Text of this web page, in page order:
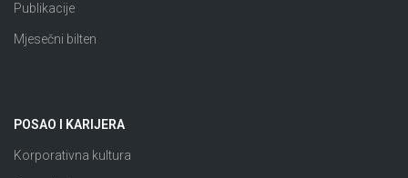
Publikacije
Mjesečni bilten
POSAO I KARIJERA
Korporativna kultura